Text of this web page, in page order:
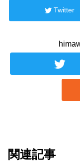
Twitter
関連記事